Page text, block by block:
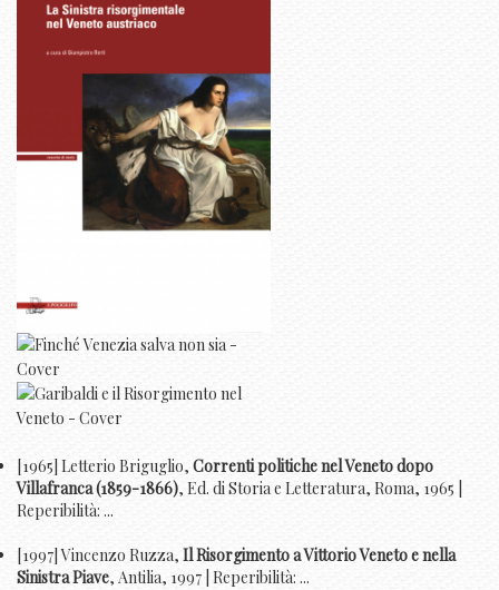
[1965] Letterio Briguglio, Correnti politiche nel Veneto dopo
Villafranca (1859-1866), Ed. di Storia e Letteratura, Roma, 1965 |
Reperibilità: ...
[1997] Vincenzo Ruzza, Il Risorgimento a Vittorio Veneto e nella
Sinistra Piave, Antilia, 1997 | Reperibilità: ...